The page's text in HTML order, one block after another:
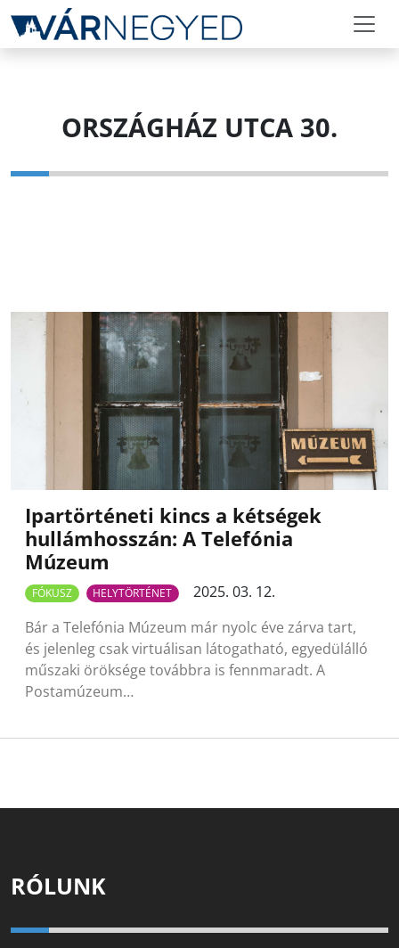
ORSZÁGHÁZ UTCA 30.
Ipartörténeti kincs a kétségek
hullámhosszán: A Telefónia
Múzeum
FÓKUSZ HELYTÖRTÉNET
2025. 03. 12.
Bár a Telefónia Múzeum már nyolc éve zárva tart,
és jelenleg csak virtuálisan látogatható, egyedülálló
műszaki öröksége továbbra is fennmaradt. A
Postamúzeum…
RÓLUNK